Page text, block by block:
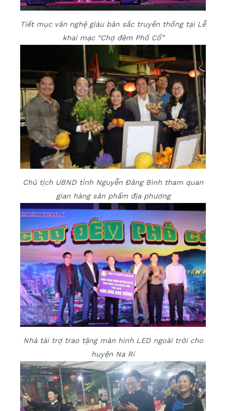
Tiết mục văn nghệ giàu bản sắc truyền thống tại Lễ
khai mạc “Chợ đêm Phố Cổ”
Chủ tịch UBND tỉnh Nguyễn Đăng Bình tham quan
gian hàng sản phẩm địa phương
Nhà tài trợ trao tặng màn hình LED ngoài trời cho
huyện Na Rì